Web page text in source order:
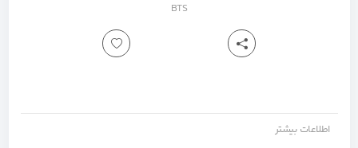
BTS
اطلاعات بیشتر